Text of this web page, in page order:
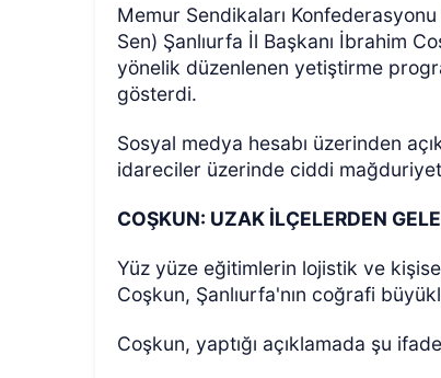
Memur Sendikaları
Sen) Şanlıurfa İl Başkanı İbrahim
yönelik düzenlenen yetiştirme
gösterdi.
Sosyal medya hesabı üzerinden
idareciler üzerinde ciddi
COŞKUN: UZAK İLÇELERDEN
Yüz yüze eğitimlerin lojistik ve
Coşkun, Şanlıurfa'nın coğrafi
Coşkun, yaptığı açıklamada şu